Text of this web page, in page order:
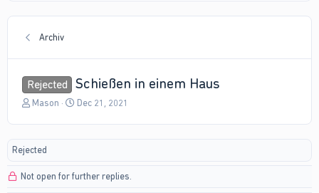
Archiv
Rejected Schießen in einem Haus
T
a
s
Mason
S
a
Dec 21, 2021
Rejected
Not open for further replies.